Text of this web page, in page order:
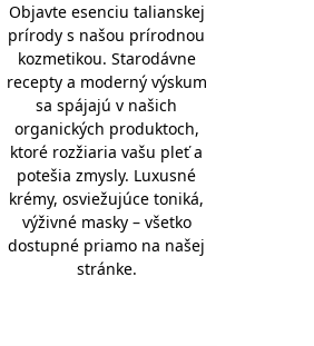
Objavte esenciu talianskej
prírody s našou prírodnou
kozmetikou. Starodávne
recepty a moderný výskum
sa spájajú v našich
organických produktoch,
ktoré rozžiaria vašu pleť a
potešia zmysly. Luxusné
krémy, osviežujúce toniká,
výživné masky – všetko
dostupné priamo na našej
stránke.